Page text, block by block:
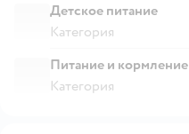
Детское питание
Категория
Питание и кормление
Категория